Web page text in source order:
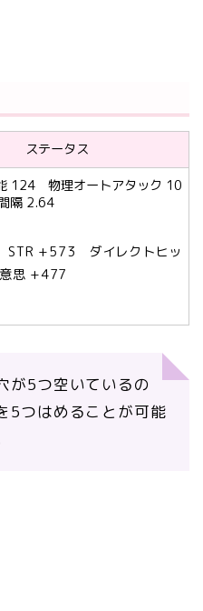
ステータス
124 物理オートアタック 10
隔 2.64
+573 ダイレクトヒッ
思 +477
が5つ空いているの
5つはめることが可能